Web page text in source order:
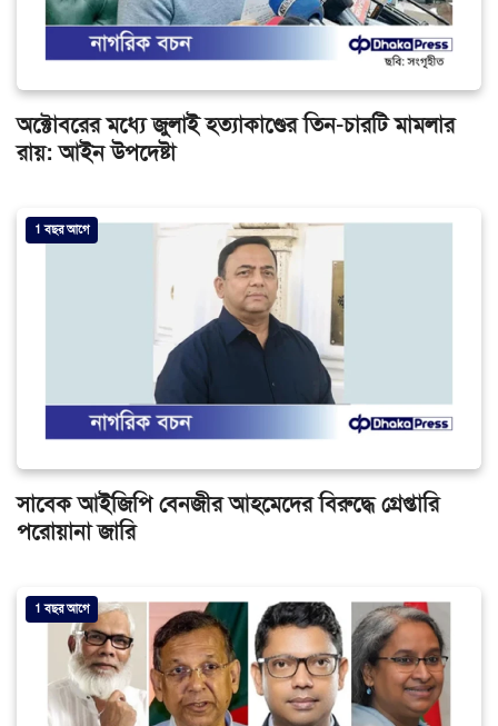
অক্টোবরের মধ্যে জুলাই হত্যাকাণ্ডের তিন-চারটি মামলার
রায়: আইন উপদেষ্টা
1 বছর আগে
সাবেক আইজিপি বেনজীর আহমেদের বিরুদ্ধে গ্রেপ্তারি
পরোয়ানা জারি
1 বছর আগে